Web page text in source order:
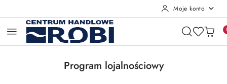
Moje konto
Program lojalnościowy